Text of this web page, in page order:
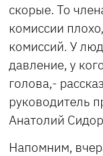
скорые. То
комиссии
комиссий. У
давление, у
голова,-
руководитель
Анатолий
Напомним,